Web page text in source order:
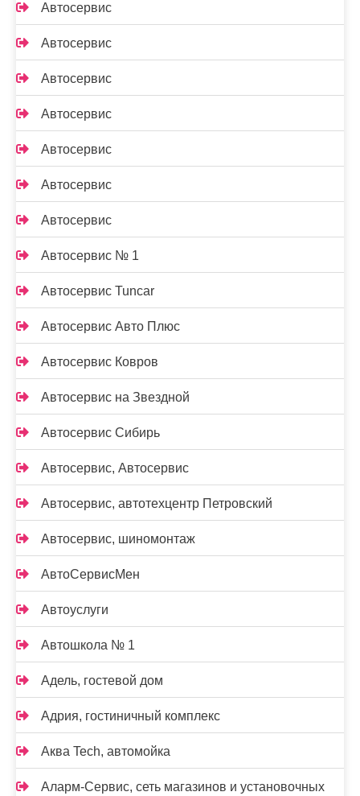
Автосервис
Автосервис
Автосервис
Автосервис
Автосервис
Автосервис
Автосервис
Автосервис № 1
Автосервис Tuncar
Автосервис Авто Плюс
Автосервис Ковров
Автосервис на Звездной
Автосервис Сибирь
Автосервис, Автосервис
Автосервис, автотехцентр Петровский
Автосервис, шиномонтаж
АвтоСервисМен
Автоуслуги
Автошкола № 1
Адель, гостевой дом
Адрия, гостиничный комплекс
Аква Tech, автомойка
Аларм-Сервис, сеть магазинов и установочных